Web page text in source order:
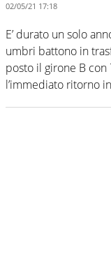
02/05/21 17:18
E’ durato un solo
umbri battono in
posto il girone B
l’immediato ritorno